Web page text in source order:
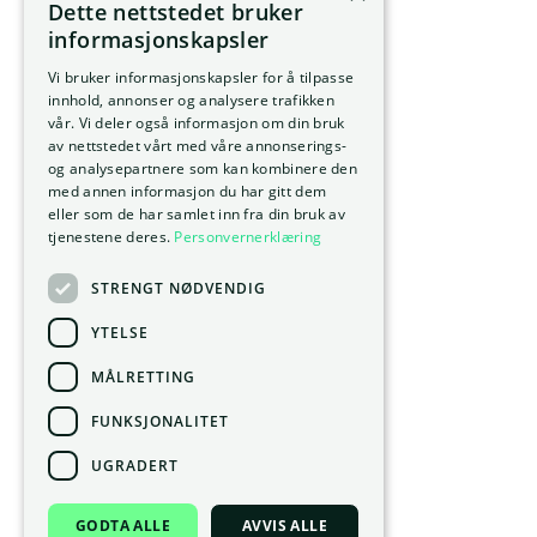
Dette nettstedet bruker
informasjonskapsler
Vi bruker informasjonskapsler for å tilpasse
innhold, annonser og analysere trafikken
vår. Vi deler også informasjon om din bruk
av nettstedet vårt med våre annonserings-
og analysepartnere som kan kombinere den
med annen informasjon du har gitt dem
eller som de har samlet inn fra din bruk av
tjenestene deres. Personvernerklæring
STRENGT NØDVENDIG
YTELSE
MÅLRETTING
FUNKSJONALITET
UGRADERT
GODTA ALLE AVVIS ALLE